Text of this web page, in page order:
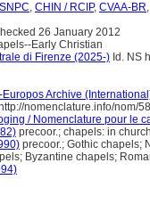
, CHIN / RCIP, CVAA-BR
26 January 2012
Early Christian
di Firenze (2025-) Id. NS
Archive
http://nomenclature.info/nom/
/ Nomenclature pour le
precoor.; chapels: in
precoor.; Gothic chapels;
Byzantine chapels;